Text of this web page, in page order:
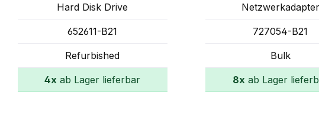
Hard Disk Drive
652611-B21
Refurbished
4x ab Lager lieferbar
Netzwerkadapter
727054-B21
Bulk
8x ab Lager